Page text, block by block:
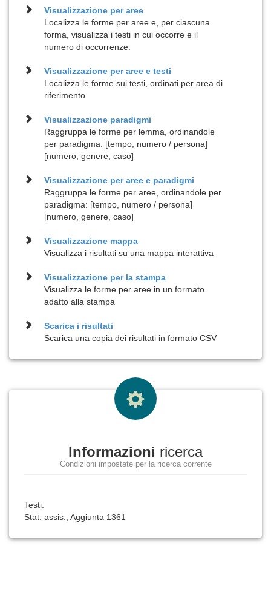
Visualizzazione peraree
Localizza le forme per aree e, per ciascuna
forma, visualizza i testi in cui occorre e il
numero di occorrenze.
Visualizzazione peraree e testi
Localizza le forme sui testi, ordinati per area di
riferimento.
Visualizzazione paradigmi
Raggruppa le forme per lemma, ordinandole
per paradigma: [tempo, numero / persona]
[numero, genere, caso]
Visualizzazione peraree e paradigmi
Raggruppa le forme per aree, ordinandole per
paradigma: [tempo, numero / persona]
[numero, genere, caso]
Visualizzazione mappa
Visualizza i risultati su una mappa interattiva
Visualizzazione per lastampa
Visualizza le forme per aree in un formato
adatto alla stampa
Scarica i risultati
Scarica una copia dei risultati in formato CSV
Informazioni ricerca
Condizioni impostate per la ricerca corrente
Testi:
Stat. assis., Aggiunta 1361